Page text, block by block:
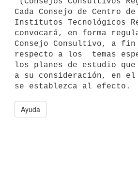
Cada Consejo de Centro
Institutos Tecnológicos
convocará, en forma
Consejo Consultivo, a fin
respecto a los  temas
los planes de estudio que
a su consideración, en el
Ayuda